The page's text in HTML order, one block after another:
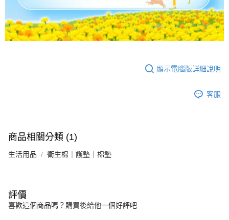
顯示電腦版詳細說明
客服
商品相關分類 (1)
生活用品 衛生棉｜護墊｜棉墊
評價
喜歡這個商品嗎？購買後給他一個好評吧